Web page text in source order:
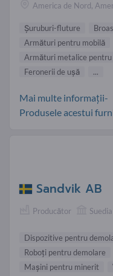
America de Nord,
Şuruburi-fluture
Armături pentru mobilă
Armături metalice
Feronerii de uşă
...
Mai multe informații-
Produsele acestui
Sandvik AB
Producător Suedia
Dispozitive pentru
Roboţi pentru demolare
Maşini pentru minerit